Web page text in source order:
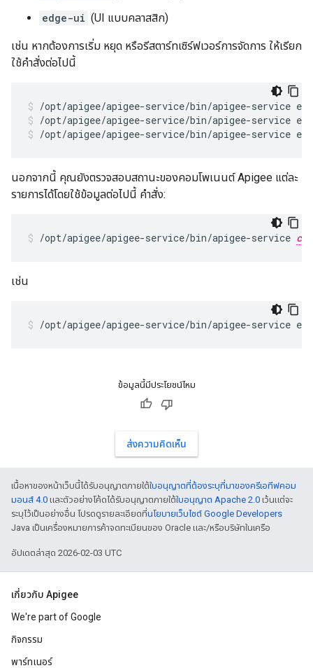
edge-ui (UI แบบคลาสสิก)
เช่น หากต้องการเริ่ม หยุด หรือรีสตาร์ทเซิร์ฟเวอร์การจัดการ ให้เรียก
ใช้คำสั่งต่อไปนี้
/opt/apigee/apigee-service/bin/apigee-service
/opt/apigee/apigee-service/bin/apigee-service
นอกจากนี้ คุณยังตรวจสอบสถานะของคอมโพเนนต์ Apigee แต่ละ
รายการได้โดยใช้ข้อมูลต่อไปนี้ คำสั่ง:
/opt/apigee/apigee-service/bin/apigee-service
เช่น
/opt/apigee/apigee-service/bin/apigee-service
ข้อมูลนี้มีประโยชน์ไหม
ส่งความคิดเห็น
เนื้อหาของหน้าเว็บนี้ได้รับอนุญาตภายใต้ใบอนุญาตที่ต้องระบุที่มาของครีเอทีฟคอม
มอนส์ 4.0 และตัวอย่างโค้ดได้รับอนุญาตภายใต้ใบอนุญาต Apache 2.0 เว้นแต่จะ
ระบุไว้เป็นอย่างอื่น โปรดดูรายละเอียดที่นโยบายเว็บไซต์ Google Developers
Java เป็นเครื่องหมายการค้าจดทะเบียนของ Oracle และ/หรือบริษัทในเครือ
อัปเดตล่าสุด 2026-02-03 UTC
เกี่ยวกับ Apigee
We're part of Google
กิจกรรม
พาร์ทเนอร์